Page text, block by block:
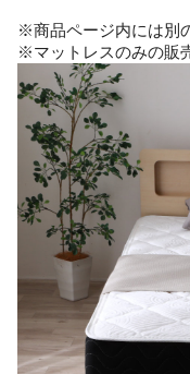
※商品ページ内には別
※マットレスのみの販